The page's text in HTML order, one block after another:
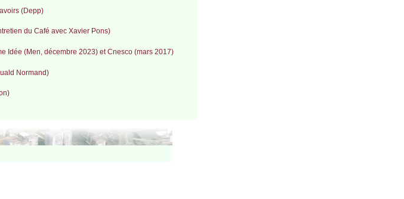
(Depp)
du Café avec Xavier Pons)
Idée (Men, décembre 2023) et Cnesco (mars 2017)
Normand)